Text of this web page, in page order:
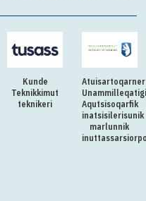
Kunde
Teknikkimut
teknikeri
Aqutsisoqarfik
inatsisilerisunik
marlunnik